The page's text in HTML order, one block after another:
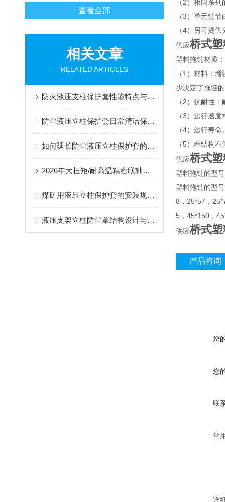
查看全部
相关文章
RELATED ARTICLES
防火液压支柱保护套性能特点与阻燃防护应用
防尘液压立柱保护套日常清洁保养与更换规范
如何延长防尘液压立柱保护套的使用寿命？
2026年大扭矩/耐高温精密联轴器定制找哪家？能实现精准定制的优质厂家盘点
煤矿用液压立柱保护套的安装规范与使用寿命提升方案
液压支架立柱防尘罩结构设计与密封防护原理
（2）相同系
（3）单元链
（4）另可提
供应桥式
塑料拖链材质：
（1）材料：
少决定了拖链
（2）抗耐性
（3）运行速
（4）运行寿命
（5）看结构
供应桥式
塑料拖链的型
塑料拖链的型
8，25*57，
5，45*150，
供应桥式
产品咨询
您
您
联
常
详